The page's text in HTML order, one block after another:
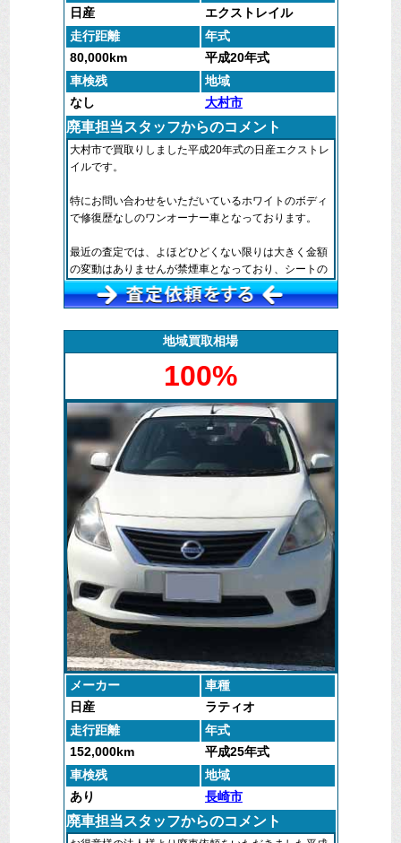
日産
エクストレイル
走行距離
年式
80,000km
平成20年式
車検残
地域
なし
大村市
廃車担当スタッフからのコメント
大村市で買取りしました平成20年式の日産エクストレ
イルです。
特にお問い合わせをいただいているホワイトのボディ
で修復歴なしのワンオーナー車となっております。
最近の査定では、よほどひどくない限りは大きく金額
の変動はありませんが禁煙車となっており、シートの
ヨレやハンドルの傷みなどもなく大変きれいな車両で
した。
あいにく引取りの日には車検が数日切れておりました
ので、積載車で搬出し弊社工場にて整備・車検を通し
廃車マックス長崎では皆様が乗らなくなった自動車各
社のSUVを探しております。
地域買取相場
100%
メーカー
車種
日産
ラティオ
走行距離
年式
152,000km
平成25年式
車検残
地域
あり
長崎市
廃車担当スタッフからのコメント